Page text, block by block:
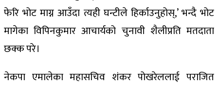
फेरि भोट माग्न आउँदा त्यही घन्टीले हिर्काउनुहोस्,’ भन्दै भोट
मागेका विपिनकुमार आचार्यको चुनावी शैलीप्रति मतदाता
छक्क परे।
नेकपा एमालेका महासचिव शंकर पोखरेललाई पराजित